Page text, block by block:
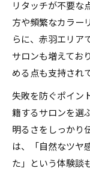
リタッチが不要な
方や頻繁なカラー
らに、赤羽エリア
サロンも増えてお
める点も支持され
失敗を防ぐポイン
籍するサロンを選
明るさをしっかり
は、「自然なツヤ
た」という体験談